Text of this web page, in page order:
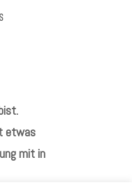
etwas
mit in